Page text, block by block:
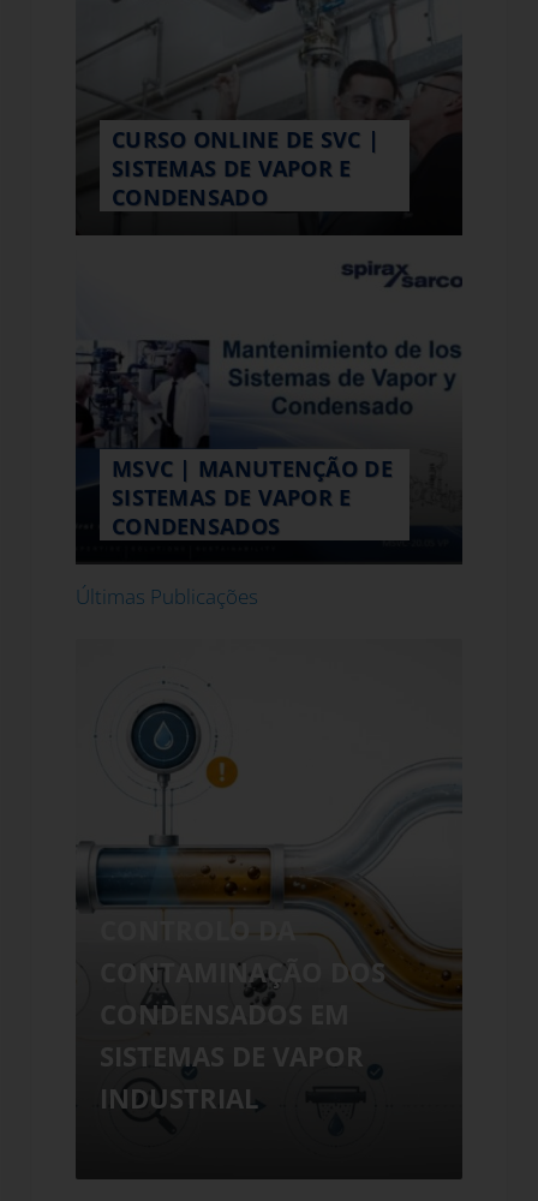
CURSO ONLINE DE SVC |
SISTEMAS DE VAPOR E
CONDENSADO
MSVC | MANUTENÇÃO DE
SISTEMAS DE VAPOR E
CONDENSADOS
Últimas Publicações
CONTROLO DA
CONTAMINAÇÃO DOS
CONDENSADOS EM
SISTEMAS DE VAPOR
INDUSTRIAL